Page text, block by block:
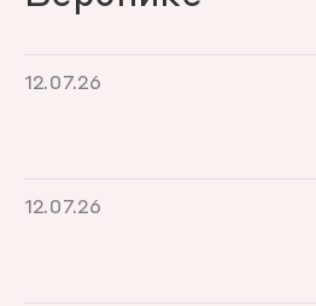
12.07.26
12.07.26